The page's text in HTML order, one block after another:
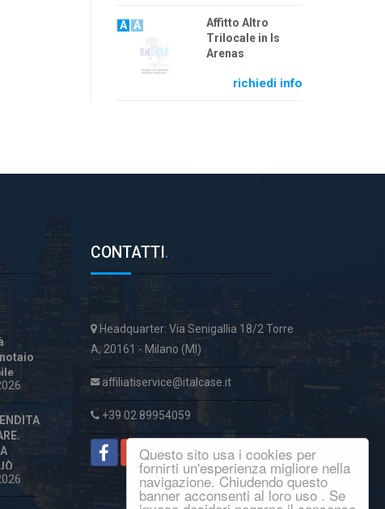
Questo sito usa i cookies per
fornirti un'esperienza migliore nella
navigazione. Chiudendo questo
banner acconsenti al loro uso . Se
A A
Affitto Altro
Trilocale in Is
Arenas
richiedi info
la
E
CONTATTI .
Headquarter: Via Senigallia 18/2 Torre
A, 20161 - Milano (MI)
affiliatiservice@italcase.it
+39 02 89954059